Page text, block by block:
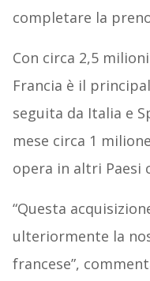
completare la
Con circa 2,5
Francia è il
seguita da Italia e
mese circa 1
opera in altri Paesi
“Questa
ulteriormente la
francese”,